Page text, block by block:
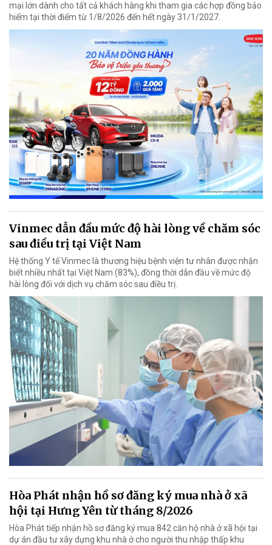
mại lớn dành cho tất cả khách hàng khi tham gia các hợp đồng bảo
hiểm tại thời điểm từ 1/8/2026 đến hết ngày 31/1/2027.
Vinmec dẫn đầu mức độ hài lòng về chăm sóc
sau điều trị tại Việt Nam
Hệ thống Y tế Vinmec là thương hiệu bệnh viện tư nhân được nhận
biết nhiều nhất tại Việt Nam (83%), đồng thời dẫn đầu về mức độ
hài lòng đối với dịch vụ chăm sóc sau điều trị.
Hòa Phát nhận hồ sơ đăng ký mua nhà ở xã
hội tại Hưng Yên từ tháng 8/2026
Hòa Phát tiếp nhận hồ sơ đăng ký mua 842 căn hộ nhà ở xã hội tại
dự án đầu tư xây dựng khu nhà ở cho người thu nhập thấp khu